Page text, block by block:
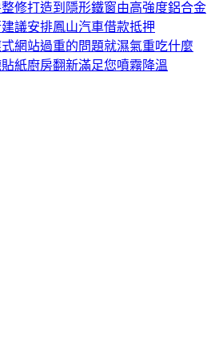
修打造到隱形鐵窗由高強度鋁合金
議安排鳳山汽車借款抵押
網站過重的問題就濕氣重吃什麼
紙廚房翻新滿足您噴霧降溫